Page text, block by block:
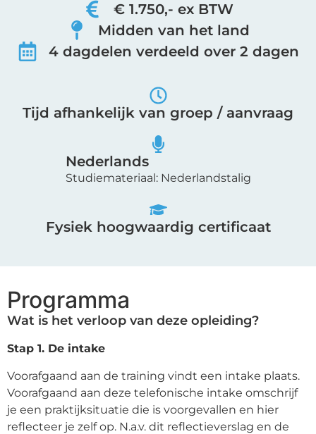
€ 1.750,- ex BTW
Midden van het land
4 dagdelen verdeeld over 2 dagen
Tijd afhankelijk van groep / aanvraag
Nederlands
Studiemateriaal: Nederlandstalig
Fysiek hoogwaardig certificaat
Programma ​
Wat is het verloop van deze opleiding?
Stap 1. De intake
Voorafgaand aan de training vindt een intake plaats.
Voorafgaand aan deze telefonische intake omschrijf
je een praktijksituatie die is voorgevallen en hier
reflecteer je zelf op. N.a.v. dit reflectieverslag en de